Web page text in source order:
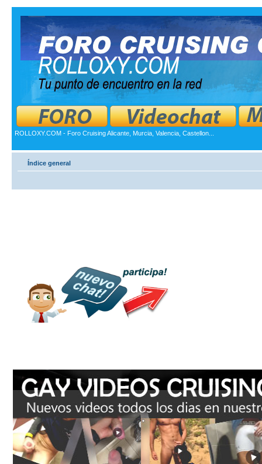
ROLLOXY.COM - Foro Cruising Alicante, Murcia, Valencia, Castellon...
Índice general